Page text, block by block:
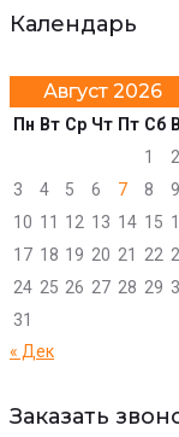
Календарь
Август 2026
Пн Вт Ср Чт Пт Сб
1
2
3
4 5 6 7 8
9
10 11 12 13 14 15
17 18 19 20 21 22
24 25 26 27 28 29
31
« Дек
Заказать